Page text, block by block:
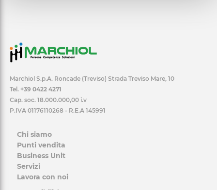
Marchiol S.p.A. Roncade (Treviso) Strada Treviso Mare, 10
Tel. +39 0422 4271
Cap. soc. 18.000.000,00 i.v
P.IVA 01176110268 - R.E.A 145991
Chi siamo
Punti vendita
Business Unit
Servizi
Lavora con noi